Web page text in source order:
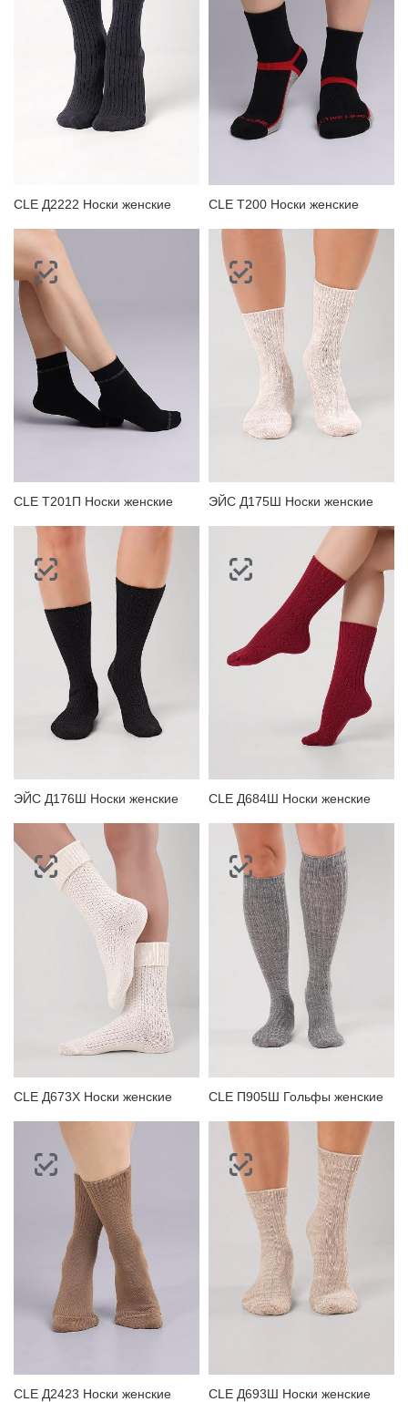
CLE Д2222 Носки женские CLE Т200 Носки женские
CLE Т201П Носки женские ЭЙС Д175Ш Носки женские
ЭЙС Д176Ш Носки женские CLE Д684Ш Носки женские
CLE Д673Х Носки женские CLE П905Ш Гольфы женские
CLE Д2423 Носки женские CLE Д693Ш Носки женские